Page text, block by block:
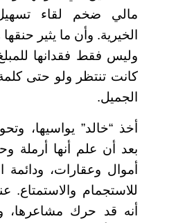
مالي ضخم لقاء تسهيل
الخيرية. وأن ما يثير
وليس فقط فقدانها
كانت تنتظر ولو حتى
الجميل.
أخذ “خالد” يواسيها،
بعد أن علم أنها أرملة
أموال وعقارات، ودائمة
للاستجمام والاستمتاع.
أنه قد حرك مشاعرها،